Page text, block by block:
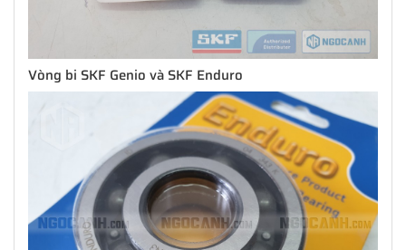
Vòng bi SKF Genio và SKF Enduro